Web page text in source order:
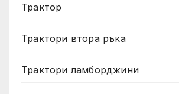
Трактор
Трактори втора ръка
Трактори ламборджини